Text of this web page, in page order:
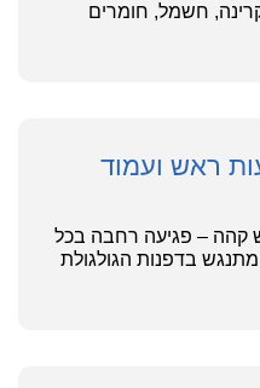
חשמל, חומרים
ראש ועמוד
קהה – פגיעה רחבה בכל
בדפנות הגולגולת